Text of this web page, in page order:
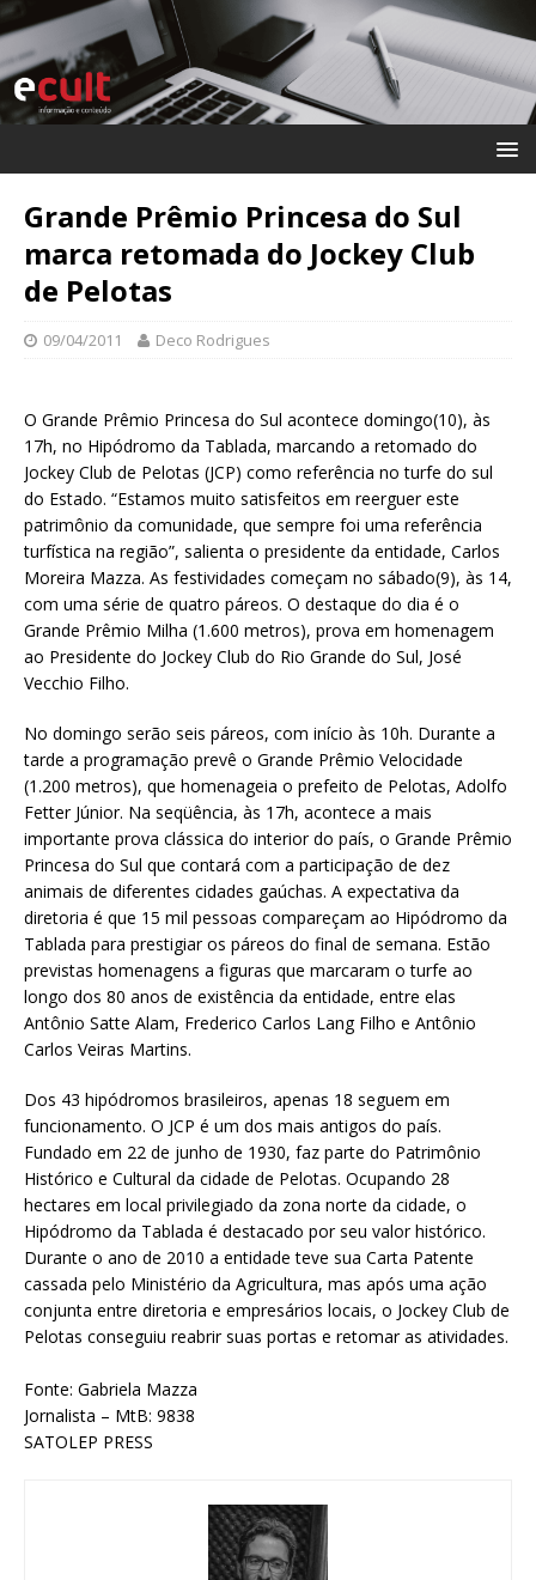
Grande Prêmio Princesa do Sul
marca retomada do Jockey Club
de Pelotas
09/04/2011 Deco Rodrigues
O Grande Prêmio Princesa do Sul acontece domingo(10), às
17h, no Hipódromo da Tablada, marcando a retomado do
Jockey Club de Pelotas (JCP) como referência no turfe do sul
do Estado. “Estamos muito satisfeitos em reerguer este
patrimônio da comunidade, que sempre foi uma referência
turfística na região”, salienta o presidente da entidade, Carlos
Moreira Mazza. As festividades começam no sábado(9), às 14,
com uma série de quatro páreos. O destaque do dia é o
Grande Prêmio Milha (1.600 metros), prova em homenagem
ao Presidente do Jockey Club do Rio Grande do Sul, José
Vecchio Filho.
No domingo serão seis páreos, com início às 10h. Durante a
tarde a programação prevê o Grande Prêmio Velocidade
(1.200 metros), que homenageia o prefeito de Pelotas, Adolfo
Fetter Júnior. Na seqüência, às 17h, acontece a mais
importante prova clássica do interior do país, o Grande Prêmio
Princesa do Sul que contará com a participação de dez
animais de diferentes cidades gaúchas. A expectativa da
diretoria é que 15 mil pessoas compareçam ao Hipódromo da
Tablada para prestigiar os páreos do final de semana. Estão
previstas homenagens a figuras que marcaram o turfe ao
longo dos 80 anos de existência da entidade, entre elas
Antônio Satte Alam, Frederico Carlos Lang Filho e Antônio
Carlos Veiras Martins.
Dos 43 hipódromos brasileiros, apenas 18 seguem em
funcionamento. O JCP é um dos mais antigos do país.
Fundado em 22 de junho de 1930, faz parte do Patrimônio
Histórico e Cultural da cidade de Pelotas. Ocupando 28
hectares em local privilegiado da zona norte da cidade, o
Hipódromo da Tablada é destacado por seu valor histórico.
Durante o ano de 2010 a entidade teve sua Carta Patente
cassada pelo Ministério da Agricultura, mas após uma ação
conjunta entre diretoria e empresários locais, o Jockey Club de
Pelotas conseguiu reabrir suas portas e retomar as atividades.
Fonte: Gabriela Mazza
Jornalista – MtB: 9838
SATOLEP PRESS